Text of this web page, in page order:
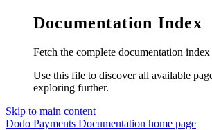
Documentation Index
Fetch the complete documentation index
Use this file to discover all available
exploring further.
Skip to main content
Dodo Payments Documentation home page